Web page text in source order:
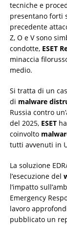
tecniche e
presentano forti
precedente
Z, O e V sono
condotte, ESET
minaccia
medio.
Si tratta di un
di malware
Russia contro
del 2025, ESET
coinvolto
tutti avvenuti in
La soluzione
l’esecuzione del
l’impatto
Emergency
lavoro
pubblicato un